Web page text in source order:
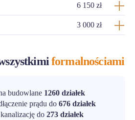
6 150 zł
3 000 zł
formalnościami
budowlane 1260 działek
prądu do 676 działek
do 273 działek